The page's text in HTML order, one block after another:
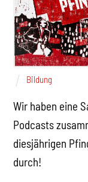
Bildung
Wir haben eine
Podcasts
diesjährigen
durch!